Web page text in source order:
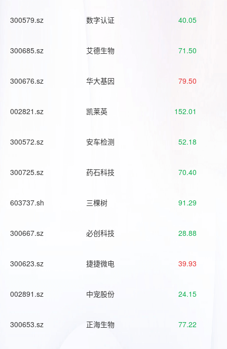
300579.sz 数字认证 40.05
300685.sz 艾德生物 71.50
300676.sz 华大基因 79.50
002821.sz 凯莱英 152.01
300572.sz 安车检测 52.18
300725.sz 药石科技 70.40
603737.sh 三棵树 91.29
300667.sz 必创科技 28.88
300623.sz 捷捷微电 39.93
002891.sz 中宠股份 24.15
300653.sz 正海生物 77.22